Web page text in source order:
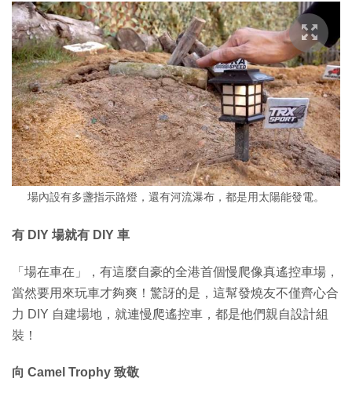
場內設有多盞指示路燈，還有河流瀑布，都是用太陽能發電。
有 DIY 場就有 DIY 車
「場在車在」，有這麼自豪的全港首個慢爬像真遙控車場，
當然要用來玩車才夠爽！驚訝的是，這幫發燒友不僅齊心合
力 DIY 自建場地，就連慢爬遙控車，都是他們親自設計組
裝！
向 Camel Trophy 致敬